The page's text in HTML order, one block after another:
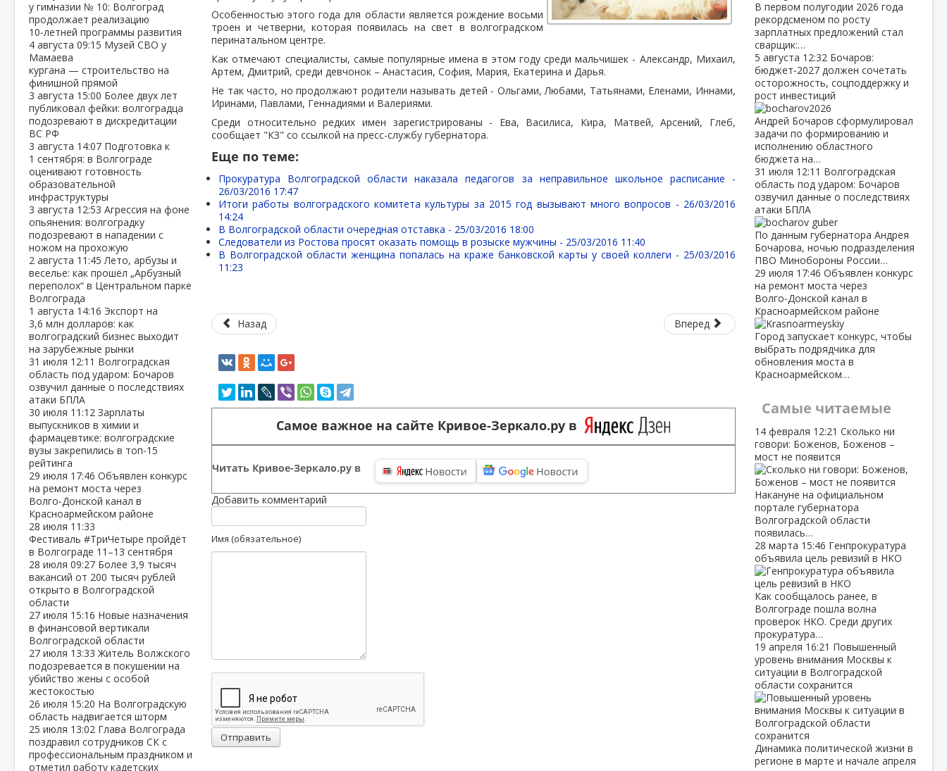
у гимназии № 10: Волгоград
продолжает реализацию
10‑летней программы развития
4 августа 09:15 Музей СВО у
Мамаева
кургана — строительство на
финишной прямой
3 августа 15:00 Более двух лет
публиковал фейки: волгоградца
подозревают в дискредитации
ВС РФ
3 августа 14:07 Подготовка к
1 сентября: в Волгограде
оценивают готовность
образовательной
инфраструктуры
3 августа 12:53 Агрессия на фоне
опьянения: волгоградку
подозревают в нападении с
ножом на прохожую
2 августа 11:45Лето, арбузы и
веселье: как прошёл „Арбузный
переполох“ в Центральном парке
Волгограда
1 августа 14:16 Экспорт на
3,6 млн долларов: как
волгоградский бизнес выходит
на зарубежные рынки
31 июля 12:11 Волгоградская
область под ударом: Бочаров
озвучил данные о последствиях
атаки БПЛА
30 июля 11:12 Зарплаты
выпускников в химии и
фармацевтике: волгоградские
вузы закрепились в топ‑15
рейтинга
29 июля 17:46 Объявлен конкурс
на ремонт моста через
Волго‑Донской канал в
Красноармейском районе
28 июля 11:33
Фестиваль #ТриЧетыре пройдёт
в Волгограде 11–13 сентября
28 июля 09:27 Более 3,9 тысяч
вакансий от 200 тысяч рублей
открыто в Волгоградской
области
27 июля 15:16 Новые назначения
в финансовой вертикали
Волгоградской области
27 июля 13:33Житель Волжского
подозревается в покушении на
убийство жены с особой
жестокостью
26 июля 15:20 На Волгоградскую
область надвигается шторм
25 июля 13:02 Глава Волгограда
поздравил сотрудников СК с
профессиональным праздником и
отметил работу кадетских
Особенностью этого года для области является рождение восьми
троен и четверни, которая появилась на свет в волгоградском
перинатальном центре.
Как отмечают специалисты, самые популярные имена в этом году среди мальчишек - Александр, Михаил,
Артем, Дмитрий, среди девчонок – Анастасия, София, Мария, Екатерина и Дарья.
Не так часто, но продолжают родители называть детей - Ольгами, Любами, Татьянами, Еленами, Иннами,
Иринами, Павлами, Геннадиями и Валериями.
Среди относительно редких имен зарегистрированы - Ева, Василиса, Кира, Матвей, Арсений, Глеб,
сообщает "КЗ" со ссылкой на пресс-службу губернатора.
Еще по теме:
Прокуратура Волгоградской области наказала педагогов за неправильное школьное расписание -
26/03/2016 17:47
Итоги работы волгоградского комитета культуры за 2015 год вызывают много вопросов - 26/03/2016
14:24
В Волгоградской области очередная отставка - 25/03/2016 18:00
Следователи из Ростова просят оказать помощь в розыске мужчины - 25/03/2016 11:40
В Волгоградской области женщина попалась на краже банковской карты у своей коллеги - 25/03/2016
11:23
Назад Вперед
Самое важное на сайте Кривое-Зеркало.ру в
Читать Кривое-Зеркало.ру в
Добавить комментарий
Имя (обязательное)
Отправить
В первом полугодии 2026 года
рекордсменом по росту
зарплатных предложений стал
сварщик:…
5 августа 12:32 Бочаров:
бюджет‑2027 должен сочетать
осторожность, соцподдержку и
рост инвестиций
Андрей Бочаров сформулировал
задачи по формированию и
исполнению областного
бюджета на…
31 июля 12:11 Волгоградская
область под ударом: Бочаров
озвучил данные о последствиях
атаки БПЛА
По данным губернатора Андрея
Бочарова, ночью подразделения
ПВО Минобороны России…
29 июля 17:46 Объявлен конкурс
на ремонт моста через
Волго‑Донской канал в
Красноармейском районе
Город запускает конкурс, чтобы
выбрать подрядчика для
обновления моста в
Красноармейском…
Самые читаемые
14 февраля 12:21 Сколько ни
говори: Боженов, Боженов –
мост не появится
Накануне на официальном
портале губернатора
Волгоградской области
появилась…
28 марта 15:46 Генпрокуратура
объявила цель ревизий в НКО
Как сообщалось ранее, в
Волгограде пошла волна
проверок НКО. Среди других
прокуратура…
19 апреля 16:21 Повышенный
уровень внимания Москвы к
ситуации в Волгоградской
области сохранится
Динамика политической жизни в
регионе в марте и начале апреля